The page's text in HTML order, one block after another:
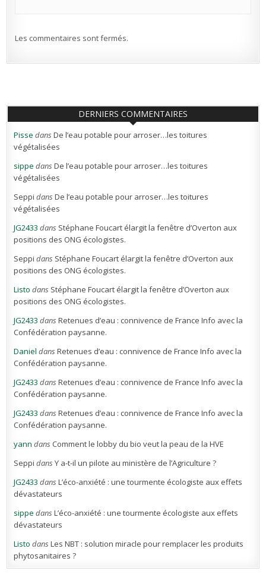
Les commentaires sont fermés.
DERNIERS COMMENTAIRES
Pisse dansDe l’eau potable pour arroser…les toitures
végétalisées
sippe dansDe l’eau potable pour arroser…les toitures
végétalisées
Seppi dansDe l’eau potable pour arroser…les toitures
végétalisées
JG2433 dans Stéphane Foucart élargit la fenêtre d’Overton aux
positions des ONG écologistes.
Seppi dans Stéphane Foucart élargit la fenêtre d’Overton aux
positions des ONG écologistes.
Listo dans Stéphane Foucart élargit la fenêtre d’Overton aux
positions des ONG écologistes.
JG2433 dansRetenues d’eau : connivence de France Info avec la
Confédération paysanne.
Daniel dansRetenues d’eau : connivence de France Info avec la
Confédération paysanne.
JG2433 dansRetenues d’eau : connivence de France Info avec la
Confédération paysanne.
JG2433 dansRetenues d’eau : connivence de France Info avec la
Confédération paysanne.
yann dans Comment le lobby du bio veut la peau de la HVE
Seppi dansY a-t-il un pilote au ministère de l’Agriculture ?
JG2433 dansL’éco-anxiété : une tourmente écologiste aux effets
dévastateurs
sippe dansL’éco-anxiété : une tourmente écologiste aux effets
dévastateurs
Listo dansLes NBT : solution miracle pour remplacer les produits
phytosanitaires ?